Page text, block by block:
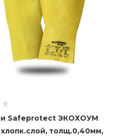
Safeprotect ЭКОХОУМ
хлопк.слой, толщ.0,40мм,